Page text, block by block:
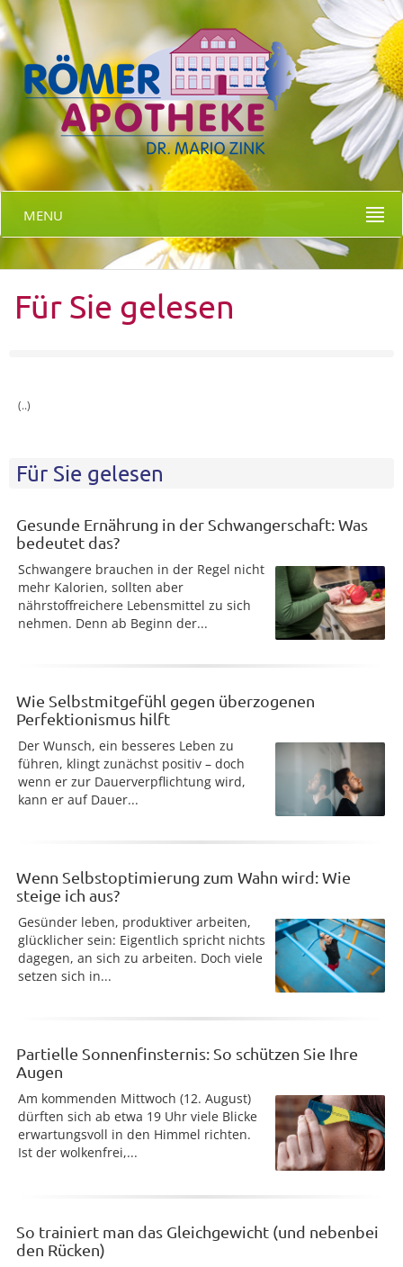
MENU
Für Sie gelesen
(..)
Für Sie gelesen
Gesunde Ernährung in der Schwangerschaft: Was
bedeutet das?
Schwangere brauchen in der Regel nicht
mehr Kalorien, sollten aber
nährstoffreichere Lebensmittel zu sich
nehmen. Denn ab Beginn der...
Wie Selbstmitgefühl gegen überzogenen
Perfektionismus hilft
Der Wunsch, ein besseres Leben zu
führen, klingt zunächst positiv – doch
wenn er zur Dauerverpflichtung wird,
kann er auf Dauer...
Wenn Selbstoptimierung zum Wahn wird: Wie
steige ich aus?
Gesünder leben, produktiver arbeiten,
glücklicher sein: Eigentlich spricht nichts
dagegen, an sich zu arbeiten. Doch viele
setzen sich in...
Partielle Sonnenfinsternis: So schützen Sie Ihre
Augen
Am kommenden Mittwoch (12. August)
dürften sich ab etwa 19 Uhr viele Blicke
erwartungsvoll in den Himmel richten.
Ist der wolkenfrei,...
So trainiert man das Gleichgewicht (und nebenbei
den Rücken)